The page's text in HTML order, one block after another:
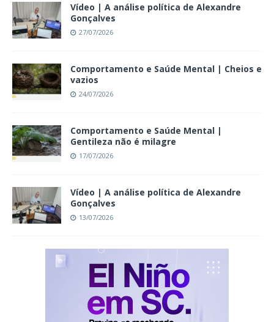
Vídeo | A análise política de Alexandre
Gonçalves
27/07/2026
Comportamento e Saúde Mental | Cheios e
vazios
24/07/2026
Comportamento e Saúde Mental |
Gentileza não é milagre
17/07/2026
Vídeo | A análise política de Alexandre
Gonçalves
13/07/2026